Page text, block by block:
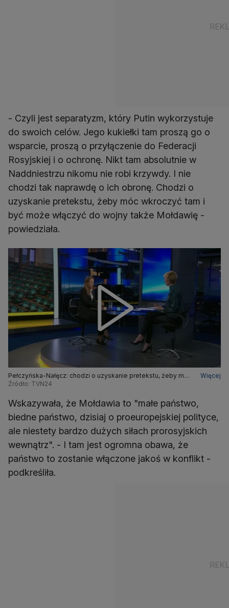
- Czyli jest separatyzm, który Putin wykorzystuje
do swoich celów. Jego kukiełki tam proszą go o
wsparcie, proszą o przyłączenie do Federacji
Rosyjskiej i o ochronę. Nikt tam absolutnie w
Naddniestrzu nikomu nie robi krzywdy. I nie
chodzi tak naprawdę o ich obronę. Chodzi o
uzyskanie pretekstu, żeby móc wkroczyć tam i
być może włączyć do wojny także Mołdawię -
powiedziała.
Pełczyńska-Nałęcz: chodzi o uzyskanie pretekstu, żeby móc
wkroczyć i być może włączyć do wojny Mołdawię
Więcej
Źródło: TVN24
Wskazywała, że Mołdawia to "małe państwo,
biedne państwo, dzisiaj o proeuropejskiej polityce,
ale niestety bardzo dużych siłach prorosyjskich
wewnątrz". - I tam jest ogromna obawa, że
państwo to zostanie włączone jakoś w konflikt -
podkreśliła.